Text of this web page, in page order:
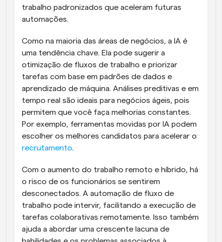
trabalho padronizados que aceleram futuras
automações.
Como na maioria das áreas de negócios, a IA é
uma tendência chave. Ela pode sugerir a
otimização de fluxos de trabalho e priorizar
tarefas com base em padrões de dados e
aprendizado de máquina. Análises preditivas e em
tempo real são ideais para negócios ágeis, pois
permitem que você faça melhorias constantes.
Por exemplo, ferramentas movidas por IA podem
recrutamento.
Com o aumento do trabalho remoto e híbrido, há
o risco de os funcionários se sentirem
desconectados. A automação de fluxo de
trabalho pode intervir, facilitando a execução de
tarefas colaborativas remotamente. Isso também
ajuda a abordar uma crescente lacuna de